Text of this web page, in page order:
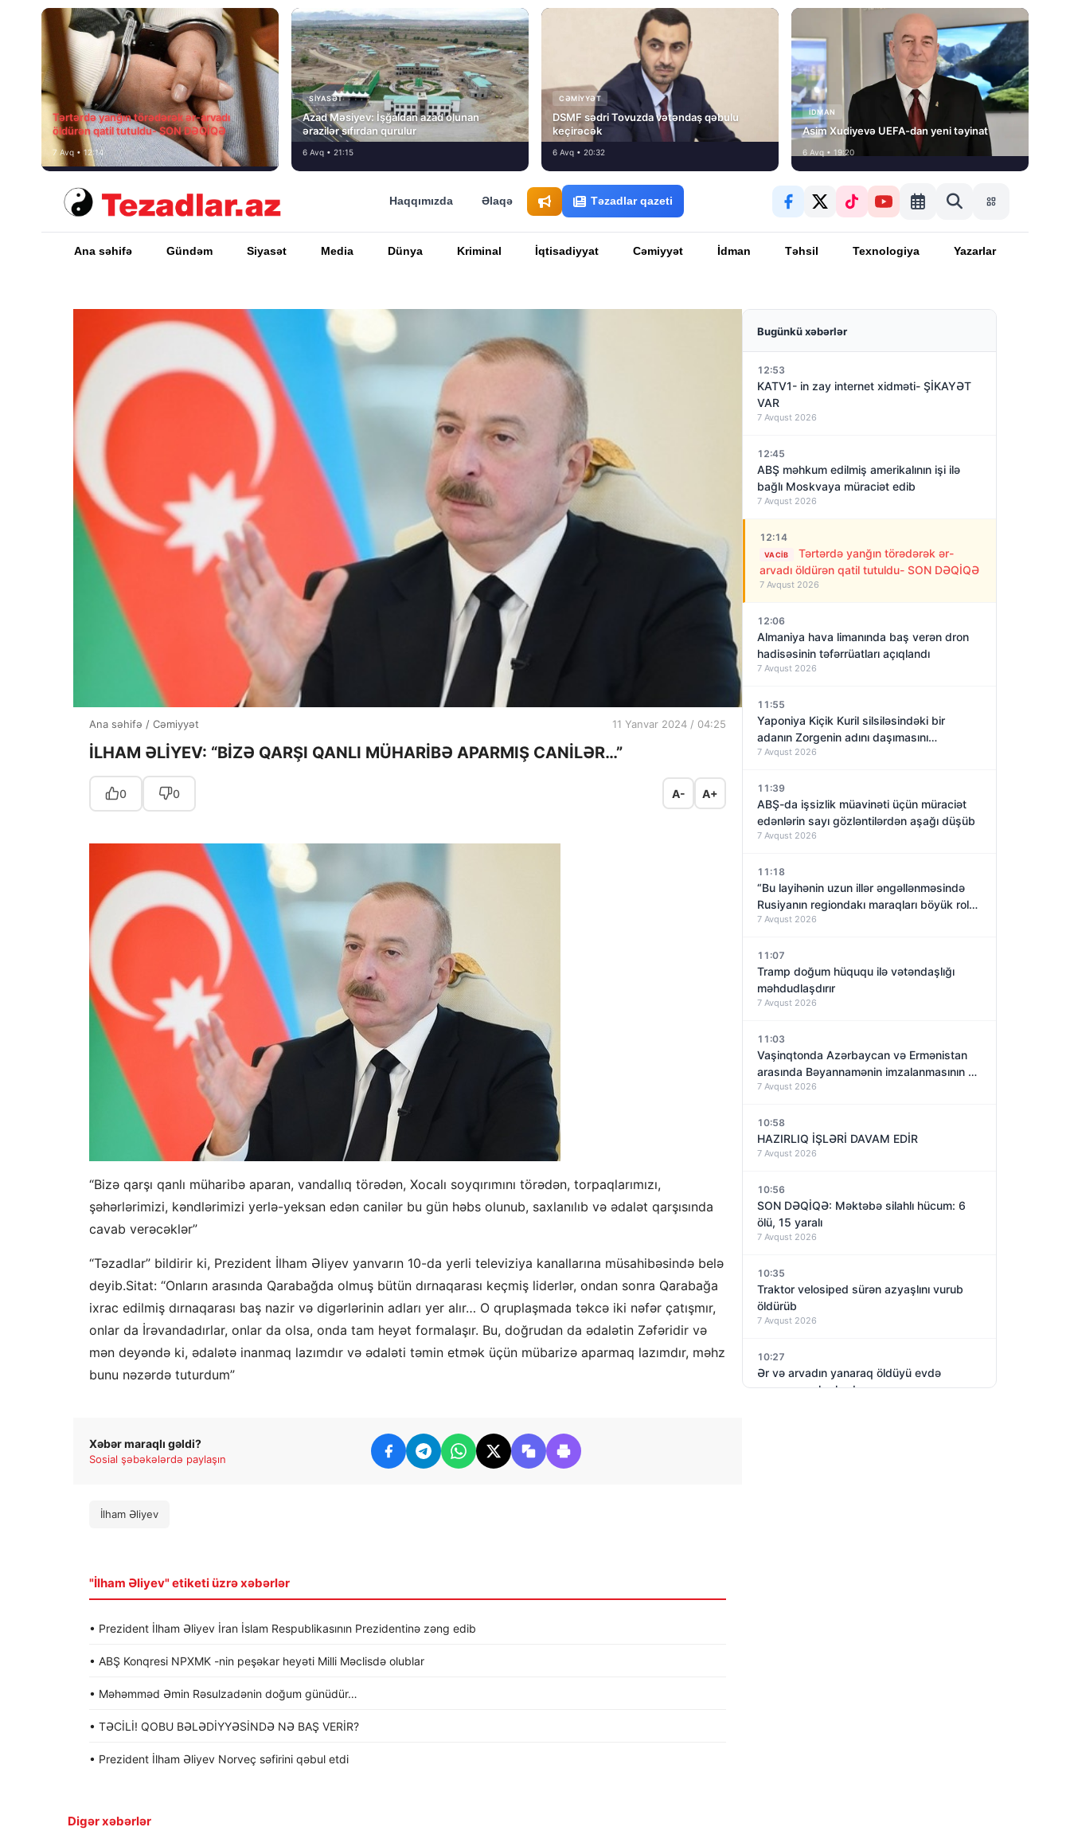
Tərtərdə yanğın törədərək ər-arvadı
öldürən qatil tutuldu- SON DƏQİQƏ
7 Avq • 12:14
SIYASƏT
Azad Məsiyev: İşğaldan azad olunan
ərazilər sıfırdan qurulur
6 Avq • 21:15
CƏMIYYƏT
DSMF sədri Tovuzda vətəndaş qəbulu
keçirəcək
6 Avq • 20:32
İDMAN
Asim Xudiyevə UEFA-dan yeni təyinat
6 Avq • 19:20
Haqqımızda Əlaqə Təzadlar qazeti
Ana səhifə Gündəm Siyasət Media Dünya Kriminal İqtisadiyyat Cəmiyyət İdman Təhsil Texnologiya Yazarlar
Ana səhifə / Cəmiyyət 11 Yanvar 2024 / 04:25
İLHAM ƏLİYEV: “BİZƏ QARŞI QANLI MÜHARİBƏ APARMIŞ CANİLƏR…”
0 0 A- A+
“Bizə qarşı qanlı müharibə aparan, vandallıq törədən, Xocalı soyqırımını törədən, torpaqlarımızı,
şəhərlərimizi, kəndlərimizi yerlə-yeksan edən canilər bu gün həbs olunub, saxlanılıb və ədalət qarşısında
cavab verəcəklər”
“Təzadlar” bildirir ki, Prezident İlham Əliyev yanvarın 10-da yerli televiziya kanallarına müsahibəsində belə
deyib.Sitat: “Onların arasında Qarabağda olmuş bütün dırnaqarası keçmiş liderlər, ondan sonra Qarabağa
ixrac edilmiş dırnaqarası baş nazir və digərlərinin adları yer alır… O qruplaşmada təkcə iki nəfər çatışmır,
onlar da İrəvandadırlar, onlar da olsa, onda tam heyət formalaşır. Bu, doğrudan da ədalətin Zəfəridir və
mən deyəndə ki, ədalətə inanmaq lazımdır və ədaləti təmin etmək üçün mübarizə aparmaq lazımdır, məhz
bunu nəzərdə tuturdum”
Xəbər maraqlı gəldi?
Sosial şəbəkələrdə paylaşın
İlham Əliyev
"İlham Əliyev" etiketi üzrə xəbərlər
• Prezident İlham Əliyev İran İslam Respublikasının Prezidentinə zəng edib
• ABŞ Konqresi NPXMK -nin peşəkar heyəti Milli Məclisdə olublar
• Məhəmməd Əmin Rəsulzadənin doğum günüdür…
• TƏCİLİ! QOBU BƏLƏDİYYƏSİNDƏ NƏ BAŞ VERİR?
• Prezident İlham Əliyev Norveç səfirini qəbul etdi
Bugünkü xəbərlər
12:53
KATV1- in zay internet xidməti- ŞİKAYƏT
VAR
7 Avqust 2026
12:45
ABŞ məhkum edilmiş amerikalının işi ilə
bağlı Moskvaya müraciət edib
7 Avqust 2026
12:14
VACIB
Tərtərdə yanğın törədərək ər-
arvadı öldürən qatil tutuldu- SON DƏQİQƏ
7 Avqust 2026
12:06
Almaniya hava limanında baş verən dron
hadisəsinin təfərrüatları açıqlandı
7 Avqust 2026
11:55
Yaponiya Kiçik Kuril silsiləsindəki bir
adanın Zorgenin adını daşımasını
araşdıracaq
7 Avqust 2026
11:39
ABŞ-da işsizlik müavinəti üçün müraciət
edənlərin sayı gözləntilərdən aşağı düşüb
7 Avqust 2026
11:18
“Bu layihənin uzun illər əngəllənməsində
Rusiyanın regiondakı maraqları böyük rol
oynayıb”
7 Avqust 2026
11:07
Tramp doğum hüququ ilə vətəndaşlığı
məhdudlaşdırır
7 Avqust 2026
11:03
Vaşinqtonda Azərbaycan və Ermənistan
arasında Bəyannamənin imzalanmasının bir
ili olacaq – nəyə nail olundu?
7 Avqust 2026
10:58
HAZIRLIQ İŞLƏRİ DAVAM EDİR
7 Avqust 2026
10:56
SON DƏQİQƏ: Məktəbə silahlı hücum: 6
ölü, 15 yaralı
7 Avqust 2026
10:35
Traktor velosiped sürən azyaşlını vurub
öldürüb
7 Avqust 2026
10:27
Ər və arvadın yanaraq öldüyü evdə
yanacaq aşkarlanıb
Digər xəbərlər